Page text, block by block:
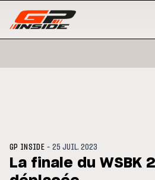
GP INSIDE -25 JUIL. 2023
La finale du WSBK